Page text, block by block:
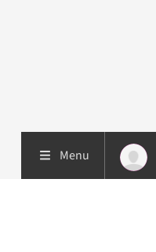
Menu